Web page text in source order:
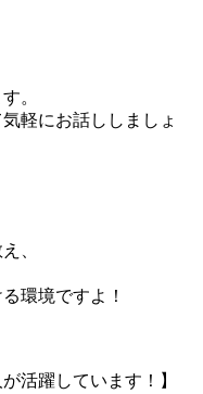
。
軽にお話ししましょ
、
環境ですよ！
活躍しています！】